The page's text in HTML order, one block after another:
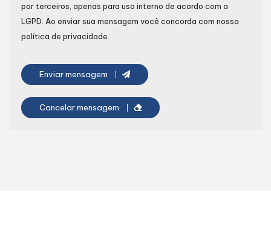
por terceiros, apenas para uso interno de acordo com a
LGPD . Ao enviar sua mensagem você concorda com nossa
política de privacidade.
Enviar mensagem
Cancelar mensagem